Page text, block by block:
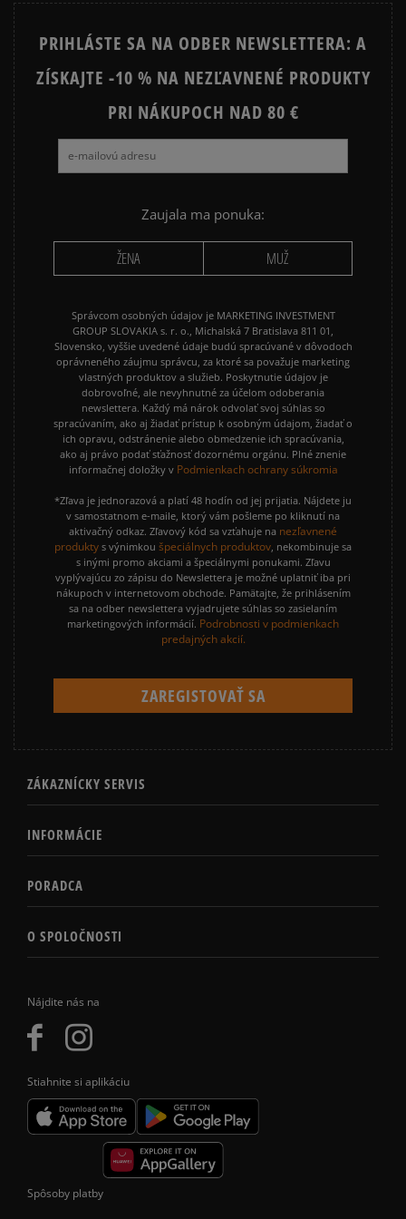
Ako zhromažďujeme recenzie?
Recenzie zákazníkov
Nájdite nás na
Stiahnite si aplikáciu
PRIHLÁSTE SA NA ODBER NEWSLETTERA: A
ZÍSKAJTE -10 % NA NEZĽAVNENÉ PRODUKTY
PRI NÁKUPOCH NAD 80 €
Zaujala ma ponuka:
ŽENA MUŽ
Správcom osobných údajov je MARKETING INVESTMENT
GROUP SLOVAKIA s. r. o., Michalská 7 Bratislava 811 01,
Slovensko, vyššie uvedené údaje budú spracúvané v dôvodoch
oprávneného záujmu správcu, za ktoré sa považuje marketing
vlastných produktov a služieb. Poskytnutie údajov je
dobrovoľné, ale nevyhnutné za účelom odoberania
newslettera. Každý má nárok odvolať svoj súhlas so
spracúvaním, ako aj žiadať prístup k osobným údajom, žiadať o
ich opravu, odstránenie alebo obmedzenie ich spracúvania,
ako aj právo podať sťažnosť dozornému orgánu. Plné znenie
informačnej doložky v Podmienkach ochrany súkromia
*Zľava je jednorazová a platí 48 hodín od jej prijatia. Nájdete ju
v samostatnom e-maile, ktorý vám pošleme po kliknutí na
aktivačný odkaz. Zľavový kód sa vzťahuje na nezľavnené
produkty s výnimkou špeciálnych produktov, nekombinuje sa
s inými promo akciami a špeciálnymi ponukami. Zľavu
vyplývajúcu zo zápisu do Newslettera je možné uplatniť iba pri
nákupoch v internetovom obchode. Pamätajte, že prihlásením
sa na odber newslettera vyjadrujete súhlas so zasielaním
marketingových informácií. Podrobnosti v podmienkach
predajných akcií.
ZÁKAZNÍCKY SERVIS
INFORMÁCIE
PORADCA
O SPOLOČNOSTI
Spôsoby platby